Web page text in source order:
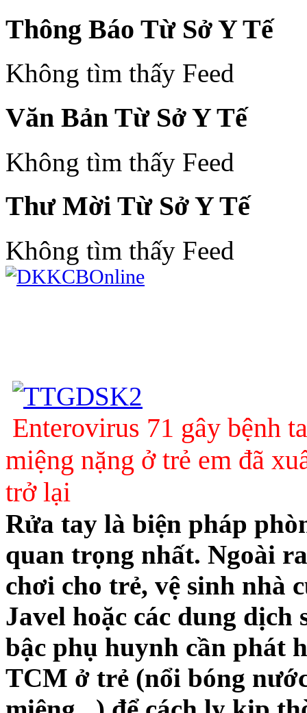
Thông Báo Từ Sở Y Tế
Không tìm thấy Feed
Văn Bản Từ Sở Y Tế
Không tìm thấy Feed
Thư Mời Từ Sở Y Tế
Không tìm thấy Feed
Enterovirus 71 gây bệnh
miệng nặng ở trẻ em đã
trở lại
Rửa tay là biện pháp
quan trọng nhất. Ngoài
chơi cho trẻ, vệ sinh nhà
Javel hoặc các dung
bậc phụ huynh cần phát
TCM ở trẻ (nổi bóng